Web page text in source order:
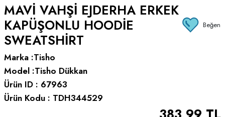
MAVI VAHŞI EJDERHA ERKEK
KAPÜŞONLU HOODIE
SWEATSHIRT
Beğen
Marka :Tisho
Model :Tisho Dükkan
Ürün ID : 67963
Ürün Kodu : TDH344529